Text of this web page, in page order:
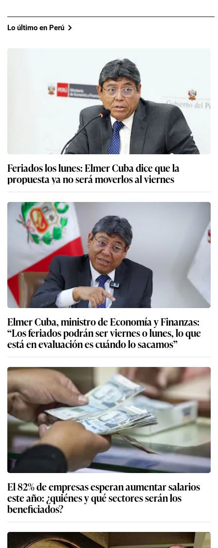
Lo último en Perú
Feriados los lunes: Elmer Cuba dice que la
propuesta ya no será moverlos al viernes
Elmer Cuba, ministro de Economía y Finanzas:
“Los feriados podrán ser viernes o lunes, lo que
está en evaluación es cuándo lo sacamos”
El 82% de empresas esperan aumentar salarios
este año: ¿quiénes y qué sectores serán los
beneficiados?